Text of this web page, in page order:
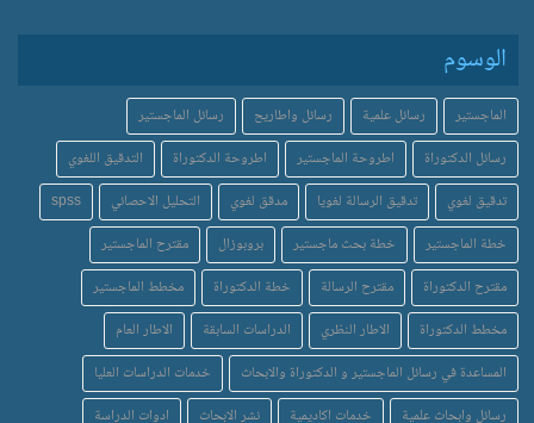
الوسوم
الماجستير رسائل علمية رسائل واطاريح
رسائل الماجستير
رسائل الدكتوراة
اطروحة الماجستير اطروحة الدكتوراة
التدقيق اللغوي
تدقيق لغوي
تدقيق الرسالة لغويا مدقق لغوي التحليل الاحصائي
spss
خطة الماجستير
خطة بحث ماجستير بروبوزال
مقترح الماجستير
مقترح الدكتوراة
مقترح الرسالة خطة الدكتوراة
مخطط الماجستير
مخطط الدكتوراة
الاطار النظري الدراسات السابقة
الاطار العام
المساعدة في رسائل الماجستير و الدكتوراة والابحاث
خدمات الدراسات العليا
رسائل وابحاث علمية
خدمات اكاديمية نشر الابحاث ادوات الدراسة